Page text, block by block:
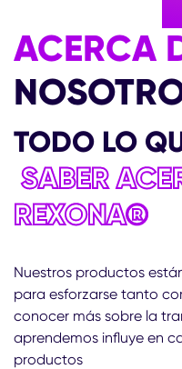
ACERCA
TODO LO
SABER
REXONA®
Nuestros productos
para esforzarse tanto
conocer más sobre la
aprendemos influye en
productos